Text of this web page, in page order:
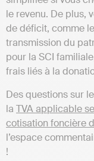
le revenu. De plus,
de déficit, comme
transmission du
pour la SCI
frais liés à la
Des questions sur
la TVA applicable
cotisation foncière
l’espace
!